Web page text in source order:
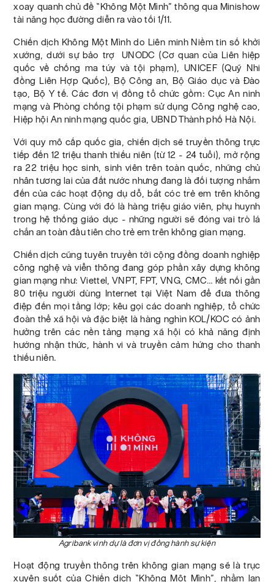
xoay quanh chủ đề “Không Một Mình” thông qua Minishow
tài năng học đường diễn ra vào tối 1/11.
Chiến dịch Không Một Mình do Liên minh Niềm tin số khởi
xướng, dưới sự bảo trợ UNODC (Cơ quan của Liên hiệp
quốc về chống ma túy và tội phạm), UNICEF (Quỹ Nhi
đồng Liên Hợp Quốc), Bộ Công an, Bộ Giáo dục và Đào
tạo, Bộ Y tế. Các đơn vị đồng tổ chức gồm: Cục An ninh
mạng và Phòng chống tội phạm sử dụng Công nghệ cao,
Hiệp hội An ninh mạng quốc gia, UBND Thành phố Hà Nội.
Với quy mô cấp quốc gia, chiến dịch sẽ truyền thông trực
tiếp đến 12 triệu thanh thiếu niên (từ 12 - 24 tuổi), mở rộng
ra 22 triệu học sinh, sinh viên trên toàn quốc, những chủ
nhân tương lai của đất nước nhưng đang là đối tượng nhắm
đến của các hoạt động dụ dỗ, bắt cóc trẻ em trên không
gian mạng. Cùng với đó là hàng triệu giáo viên, phụ huynh
trong hệ thống giáo dục - những người sẽ đóng vai trò lá
chắn an toàn đầu tiên cho trẻ em trên không gian mạng.
Chiến dịch cũng tuyên truyền tới cộng đồng doanh nghiệp
công nghệ và viễn thông đang góp phần xây dựng không
gian mạng như: Viettel, VNPT, FPT, VNG, CMC… kết nối gần
80 triệu người dùng Internet tại Việt Nam để đưa thông
điệp đến mọi tầng lớp; kêu gọi các doanh nghiệp, tổ chức
đoàn thể xã hội và đặc biệt là hàng nghìn KOL/KOC có ảnh
hưởng trên các nền tảng mạng xã hội có khả năng định
hướng nhận thức, hành vi và truyền cảm hứng cho thanh
thiếu niên.
Agribank vinh dự là đơn vị đồng hành sự kiện
Hoạt động truyền thông trên không gian mạng sẽ là trục
xuyên suốt của Chiến dịch “Không Một Mình”, nhằm lan